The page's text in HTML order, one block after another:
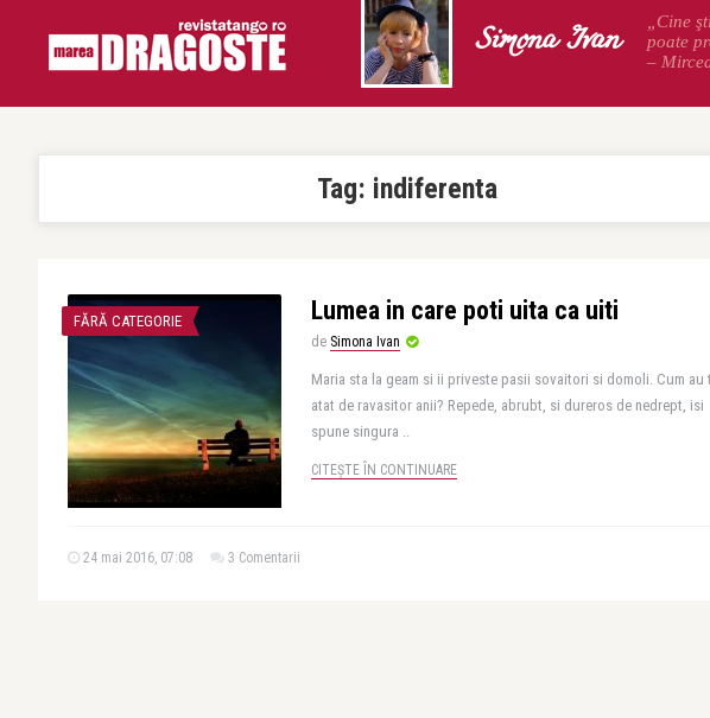
Simona Ivan
„Cine
poate
–
Tag: indiferenta
FĂRĂ CATEGORIE Lumea in care poti uita ca uiti
de Simona Ivan
Maria sta la geam si ii priveste pasii sovaitori si domoli. Cum au
atat de ravasitor anii? Repede, abrubt, si dureros de nedrept, isi
spune singura ..
CITEȘTE ÎN CONTINUARE
24 mai 2016, 07:08 3 Comentarii